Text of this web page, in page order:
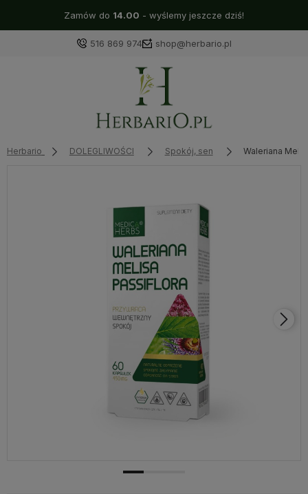
Zamów do 14.00 - wyślemy jeszcze dziś!
516 869 974 shop@herbario.pl
Herbario DOLEGLIWOŚCI Spokój, sen Waleriana